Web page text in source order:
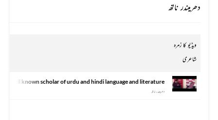
دھرمیندر ناتھ
ویڈیو کا زمرہ
شاعری
a well known scholar of urdu and hindi language and literature.
دھرمیندر ناتھ